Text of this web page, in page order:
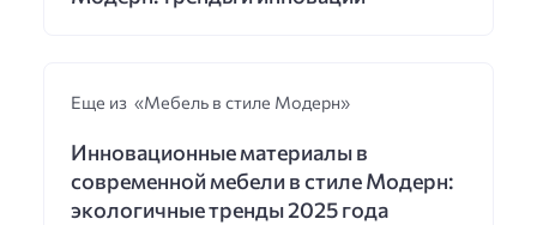
Еще из «Мебель в стиле Модерн»
Инновационные материалы в
современной мебели в стиле Модерн:
экологичные тренды 2025 года